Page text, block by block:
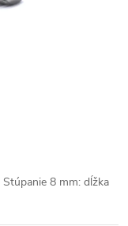
Stúpanie 8 mm: dĺžka